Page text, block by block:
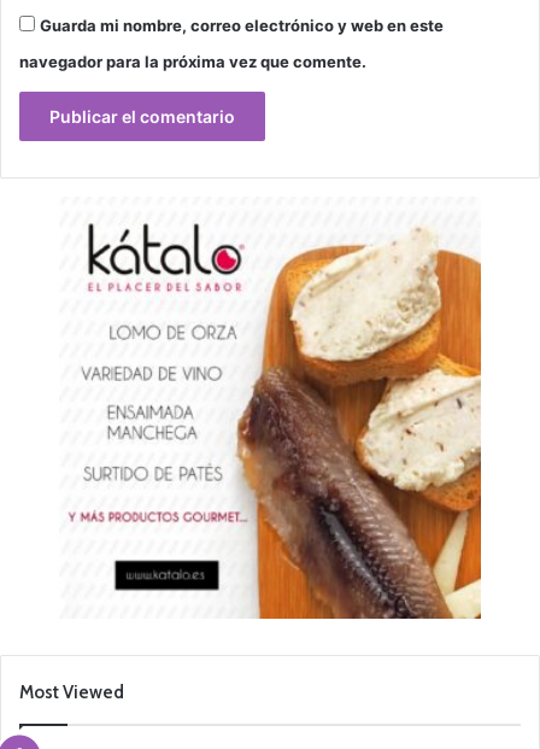
Guarda mi nombre, correo electrónico y web en este
navegador para la próxima vez que comente.
Most Viewed